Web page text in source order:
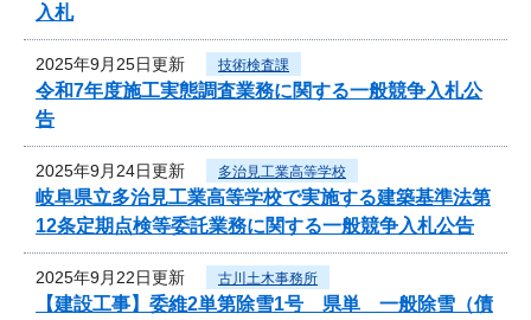
入札
2025年9月25日更新 技術検査課
令和7年度施工実態調査業務に関する一般競争入札公
告
2025年9月24日更新 多治見工業高等学校
岐阜県立多治見工業高等学校で実施する建築基準法第
12条定期点検等委託業務に関する一般競争入札公告
2025年9月22日更新 古川土木事務所
【建設工事】委維2単第除雪1号 県単 一般除雪（債